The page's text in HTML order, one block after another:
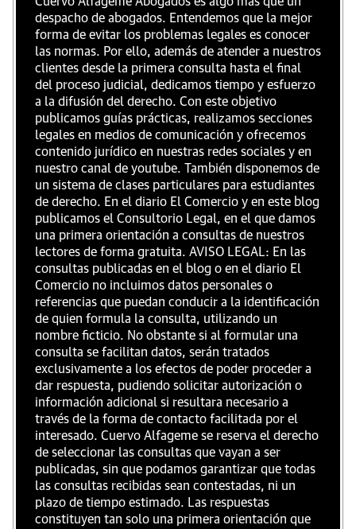
despacho de abogados. Entendemos que la mejor
forma de evitar los problemas legales es conocer
las normas. Por ello, además de atender a nuestros
clientes desde la primera consulta hasta el final
del proceso judicial, dedicamos tiempo y esfuerzo
a la difusión del derecho. Con este objetivo
publicamos guías prácticas, realizamos secciones
legales en medios de comunicación y ofrecemos
contenido jurídico en nuestras redes sociales y en
nuestro canal de youtube. También disponemos de
un sistema de clases particulares para estudiantes
de derecho. En el diario El Comercio y en este blog
publicamos el Consultorio Legal, en el que damos
una primera orientación a consultas de nuestros
lectores de forma gratuita. AVISO LEGAL: En las
consultas publicadas en el blog o en el diario El
Comercio no incluimos datos personales o
referencias que puedan conducir a la identificación
de quien formula la consulta, utilizando un
nombre ficticio. No obstante si al formular una
consulta se facilitan datos, serán tratados
exclusivamente a los efectos de poder proceder a
dar respuesta, pudiendo solicitar autorización o
información adicional si resultara necesario a
través de la forma de contacto facilitada por el
interesado. Cuervo Alfageme se reserva el derecho
de seleccionar las consultas que vayan a ser
publicadas, sin que podamos garantizar que todas
las consultas recibidas sean contestadas, ni un
plazo de tiempo estimado. Las respuestas
constituyen tan solo una primera orientación que